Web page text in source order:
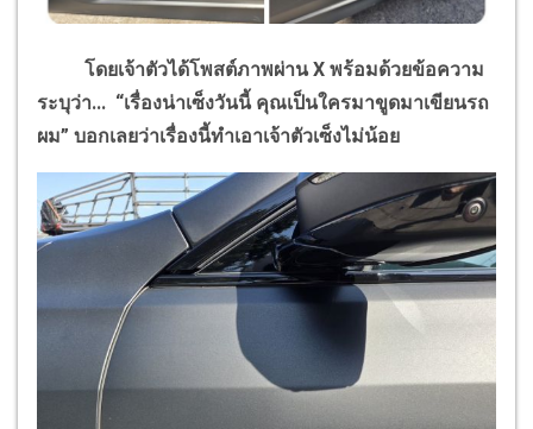
โดยเจ้าตัวได้โพสต์ภาพผ่านX พร้อมด้วยข้อความ
ระบุว่า... “เรื่องน่าเซ็งวันนี้ คุณเป็นใครมาขูดมาเขียนรถ
ผม” บอกเลยว่าเรื่องนี้ทำเอาเจ้าตัวเซ็งไม่น้อย